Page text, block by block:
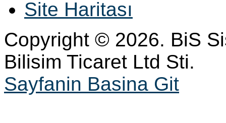
Site Haritası
Copyright © 2026. BiS
Bilisim Ticaret Ltd Sti.
Sayfanin Basina Git